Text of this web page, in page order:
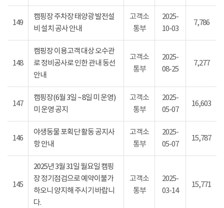
149
캠핑장 주차장 태양광 발전설
비 설치 공사 안내
고객소
통부
2025-
10-03
7,786
148
캠핑장 이용고객 대상 오수관
로 정비공사로 인한 관내 동선
안내
고객소
통부
2025-
08-25
7,277
147
캠핑장(6월 3일 ~ 8일 미 운영)
미 운영 공지
고객소
통부
2025-
05-07
16,603
146
야생동물 포획단 활동 공지사
항 안내
고객소
통부
2025-
05-07
15,787
145
2025년 3월 31일 월요일 캠핑
장 정기점검으로 예약이불가
하오니 양지해 주시기 바랍니
다.
고객소
통부
2025-
03-14
15,771